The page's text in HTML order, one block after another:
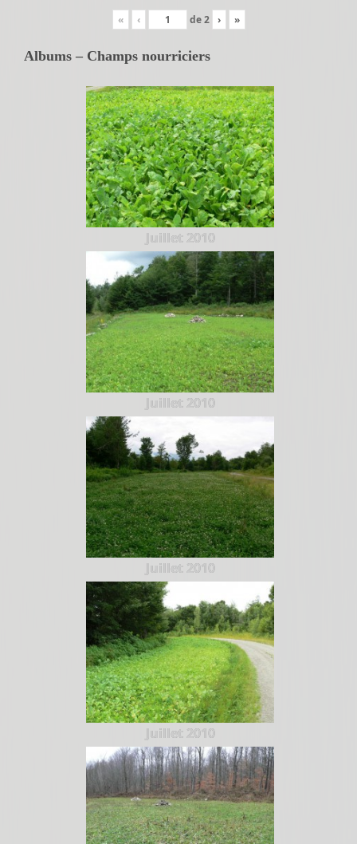
« ‹ de2 › »
Albums – Champs nourriciers
Juillet 2010
Juillet 2010
Juillet 2010
Juillet 2010